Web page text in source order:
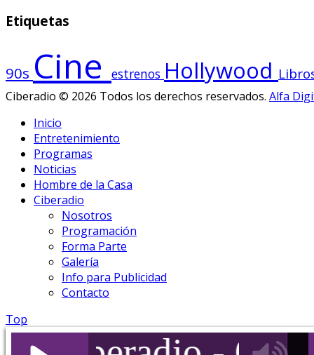
Etiquetas
90s Cine estrenos Hollywood
Ciberadio © 2026 Todos los derechos reservados. Alfa
Inicio
Entretenimiento
Programas
Noticias
Hombre de la Casa
Ciberadio
Nosotros
Programación
Forma Parte
Galería
Info para Publicidad
Contacto
Top